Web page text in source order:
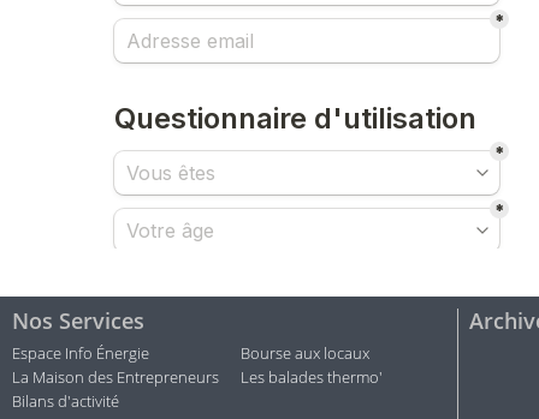
Nos Services
Espace Info Énergie
Bourse aux locaux
La Maison des Entrepreneurs
Les balades thermo'
Bilans d'activité